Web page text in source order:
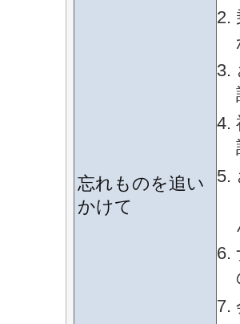
忘れものを追い
かけて